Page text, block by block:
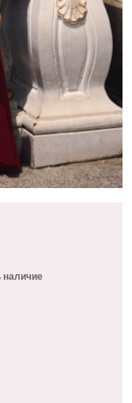
наличие